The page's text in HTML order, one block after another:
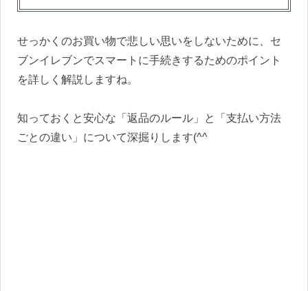
せっかくのお買い物で悲しい思いをしないために、セ
ブンイレブンでスマートに手続きするためのポイント
を詳しく解説しますね。
知っておくと安心な「返品のルール」と「支払い方法
ごとの違い」について深掘りします(^^ゞ